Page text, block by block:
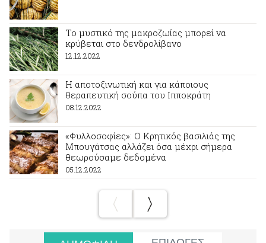
Το μυστικό της μακροζωίας μπορεί να
κρύβεται στο δενδρολίβανο
12.12.2022
Η αποτοξινωτική και για κάποιους
θεραπευτική σούπα του Ιπποκράτη
08.12.2022
«Φυλλοσοφίες»: Ο Κρητικός βασιλιάς της
Μπουγάτσας αλλάζει όσα μέχρι σήμερα
θεωρούσαμε δεδομένα
05.12.2022